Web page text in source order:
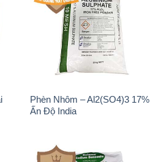
Phèn Nhôm – Al2(SO4)3 17%
Ấn Độ India